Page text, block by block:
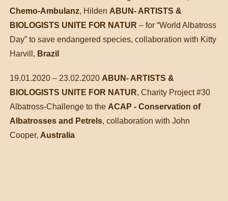
Chemo-Ambulanz, Hilden ABUN- ARTISTS &
BIOLOGISTS UNITE FOR NATUR – for “World Albatross
Day” to save endangered species, collaboration with Kitty
Harvill, Brazil
19.01.2020 – 23.02.2020 ABUN- ARTISTS &
BIOLOGISTS UNITE FOR NATUR, Charity Project #30
Albatross-Challenge to the ACAP - Conservation of
Albatrosses and Petrels, collaboration with John
Cooper, Australia